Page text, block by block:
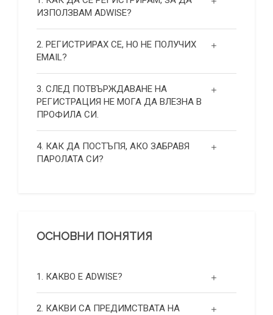
ИЗПОЛЗВАМ ADWISE?
2. РЕГИСТРИРАХ СЕ, НО НЕ ПОЛУЧИХ
EMAIL?
3. СЛЕД ПОТВЪРЖДАВАНЕ НА
РЕГИСТРАЦИЯ НЕ МОГА ДА ВЛЕЗНА В
ПРОФИЛА СИ.
4. КАК ДА ПОСТЪПЯ, АКО ЗАБРАВЯ
ПАРОЛАТА СИ?
ОСНОВНИ ПОНЯТИЯ
1. КАКВО Е ADWISE?
2. КАКВИ СА ПРЕДИМСТВАТА НА